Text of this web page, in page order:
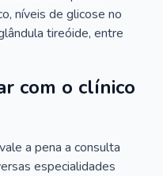
níveis de glicose no
tireóide, entre
com o clínico
a pena a consulta
especialidades